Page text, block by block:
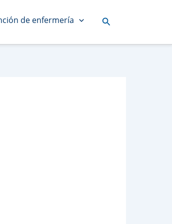
de enfermería Buscar